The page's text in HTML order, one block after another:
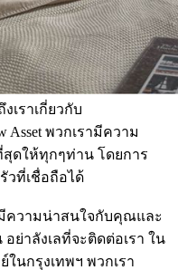
ราเกี่ยวกับ
Asset พวกเรามีความ
ดให้ทุกๆท่าน โดยการ
ที่เชื่อถือได้
ความน่าสนใจกับคุณและ
ย่าลังเลที่จะติดต่อเรา ใน
นกรุงเทพฯ พวกเรา